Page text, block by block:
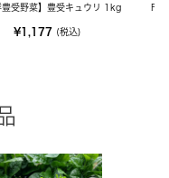
豊受野菜】豊受キュウリ 1kg
¥1,177 (税込)